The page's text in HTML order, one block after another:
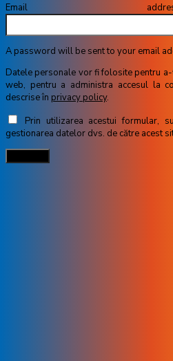
Email
A password will be sent to your email
Datele personale vor fi folosite pentru
web, pentru a administra accesul la
descrise în privacy policy.
Prin utilizarea acestui formular,
gestionarea datelor dvs. de către acest